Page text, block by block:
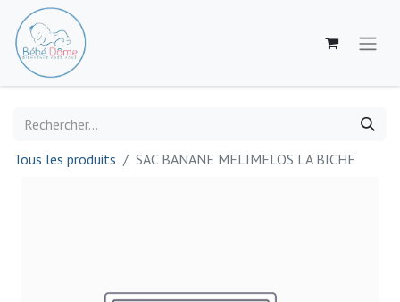
Tous les produits SAC BANANE MELIMELOS LA BICHE